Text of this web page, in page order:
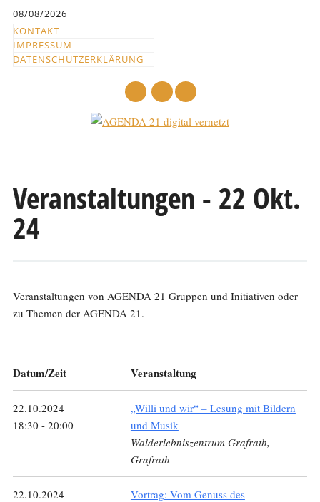
springen
08/08/2026
KONTAKT
IMPRESSUM
DATENSCHUTZERKLÄRUNG
zum
Text
Veranstaltungen - 22 Okt.
24
Veranstaltungen von AGENDA 21 Gruppen und Initiativen oder
zu Themen der AGENDA 21.
Datum/Zeit Veranstaltung
22.10.2024
18:30 - 20:00
„Willi und wir“ – Lesung mit Bildern
und Musik
Walderlebniszentrum Grafrath,
Grafrath
22.10.2024
Vortrag: Vom Genuss des